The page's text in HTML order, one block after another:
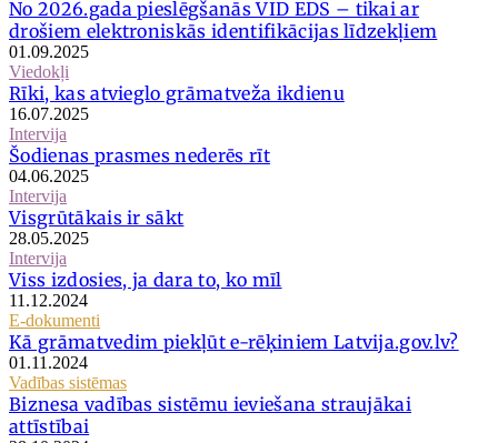
No 2026.gada pieslēgšanās VID EDS – tikai ar
drošiem elektroniskās identifikācijas līdzekļiem
01.09.2025
Viedokļi
Rīki, kas atvieglo grāmatveža ikdienu
16.07.2025
Intervija
Šodienas prasmes nederēs rīt
04.06.2025
Intervija
Visgrūtākais ir sākt
28.05.2025
Intervija
Viss izdosies, ja dara to, ko mīl
11.12.2024
E-dokumenti
Kā grāmatvedim piekļūt e-rēķiniem Latvija.gov.lv?
01.11.2024
Vadības sistēmas
Biznesa vadības sistēmu ieviešana straujākai
attīstībai